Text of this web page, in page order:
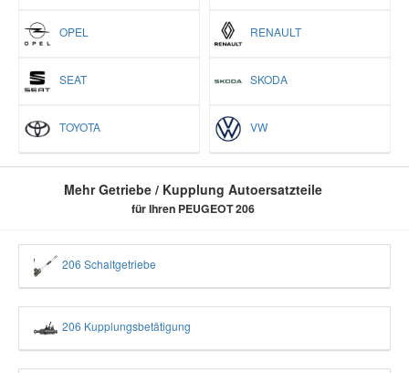
OPEL RENAULT
SEAT SKODA
TOYOTA VW
Mehr Getriebe / Kupplung Autoersatzteile
für Ihren PEUGEOT 206
206 Schaltgetriebe
206 Kupplungsbetätigung